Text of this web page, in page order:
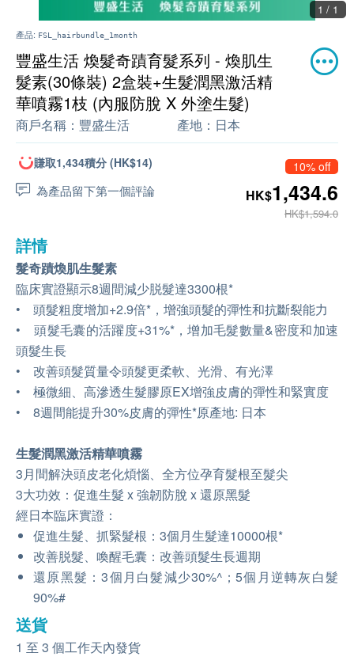
1 / 1
產品: FSL_hairbundle_1month
豐盛生活 煥髮奇蹟育髮系列 - 煥肌生
髮素(30條裝) 2盒裝+生髮潤黑激活精
華噴霧1枝 (內服防脫 X 外塗生髮)
商戶名稱： 豐盛生活 產地： 日本
賺取1,434積分 (HK$14)
為產品留下第一個評論
10% off
HK$1,434.6
HK$1,594.0
詳情
髮奇蹟煥肌生髮素
臨床實證顯示8週間減少脱髮達3300根*
• 頭髮粗度增加+2.9倍*，增強頭髮的彈性和抗斷裂能力
• 頭髮毛囊的活躍度+31%*，增加毛髮數量&密度和加速
頭髮生長
• 改善頭髮質量令頭髮更柔軟、光滑、有光澤
• 極微細、高滲透生髮膠原EX增強皮膚的彈性和緊實度
• 8週間能提升30%皮膚的彈性*原產地: 日本
生髮潤黑激活精華噴霧
3月間解決頭皮老化煩惱、全方位孕育髮根至髮尖
3大功效：促進生髮 x 強韌防脫 x 還原黑髮
經日本臨床實證：
促進生髮、抓緊髮根：3個月生髮達10000根*
改善脱髮、喚醒毛囊：改善頭髮生長週期
還原黑髮：3個月白髮減少30%^；5個月逆轉灰白髮
90%#
送貨
1 至 3 個工作天內發貨